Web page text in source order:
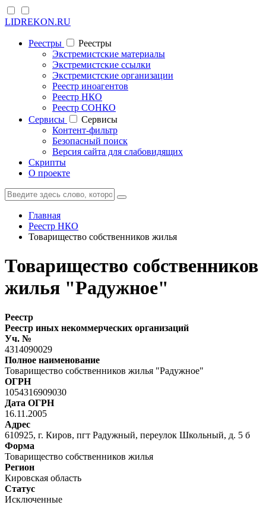
LIDREKON.RU
Реестры
Реестры
Экстремистские материалы
Экстремистские ссылки
Экстремистские организации
Реестр иноагентов
Реестр НКО
Реестр СОНКО
Cервисы
Cервисы
Контент-фильтр
Безопасный поиск
Версия сайта для слабовидящих
Скрипты
О проекте
Главная
Реестр НКО
Товарищество собственников жилья
Товарищество собственников
жилья "Радужное"
Реестр
Реестр иных некоммерческих организаций
Уч. №
4314090029
Полное наименование
Товарищество собственников жилья "Радужное"
ОГРН
1054316909030
Дата ОГРН
16.11.2005
Адрес
610925, г. Киров, пгт Радужный, переулок Школьный, д. 5 б
Форма
Товарищество собственников жилья
Регион
Кировская область
Статус
Исключенные